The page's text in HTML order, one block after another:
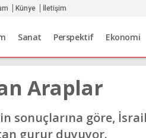
Künye İletişim
Sanat Perspektif Ekonomi
Araplar
sonuçlarına göre,
gurur duyuyor.